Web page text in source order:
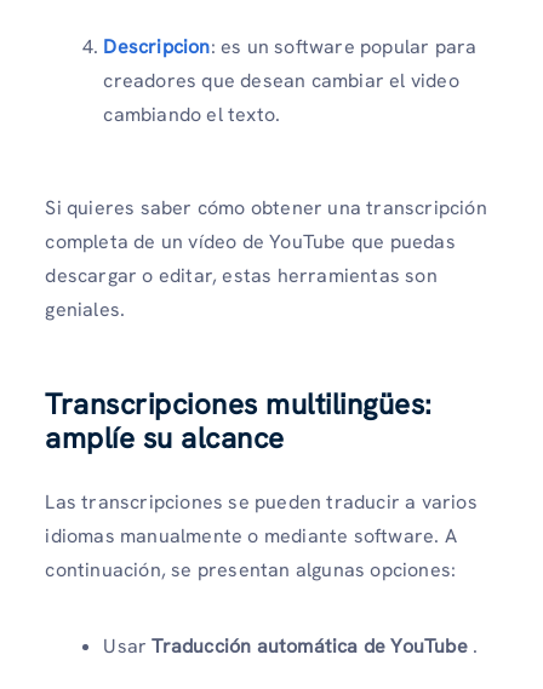
Descripcion: es un software popular para
creadores que desean cambiar el video
cambiando el texto.
Si quieres saber cómo obtener una transcripción
completa de un vídeo de YouTube que puedas
descargar o editar, estas herramientas son
geniales.
Transcripciones multilingües:
amplíe su alcance
Las transcripciones se pueden traducir a varios
idiomas manualmente o mediante software. A
continuación, se presentan algunas opciones:
UsarTraducción automática de YouTube.